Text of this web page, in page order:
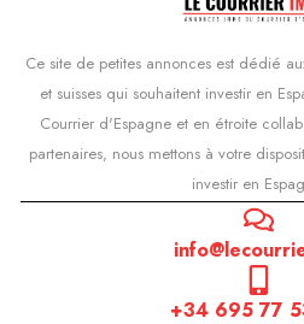
Ce site de petites annonces est dédié
et suisses qui souhaitent investir en
Courrier d'Espagne et en étroite
partenaires, nous mettons à votre
investir en
+34 695 77